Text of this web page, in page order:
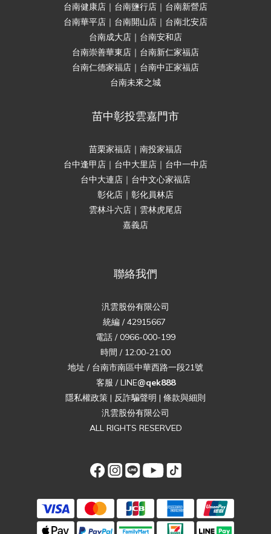
台南健康店｜台南鹽行店｜台南新營店
台南華平店｜台南開山店｜台南北安店
台南成大店｜台南安和店
台南崇善華東店｜台南新仁家福店
台南仁德家福店｜台南中正家福店
台南未來之城
苗中彰投雲嘉門市
苗栗家福店｜南投家福店
台中逢甲店｜台中大里店｜台中一中店
台中大連店｜台中文心家福店
彰化店｜彰化員林店
雲林斗六店｜雲林虎尾店
嘉義店
聯絡我們
汎雲股份有限公司
統編 / 42915667
電話 / 0966-000-199
時間 / 12:00-21:00
地址 / 台南市南區中華西路一段21號
客服 / LINE@qek888
隱私權政策 | 反詐騙聲明 | 條款與細則
汎雲股份有限公司
ALL RIGHTS RESERVED